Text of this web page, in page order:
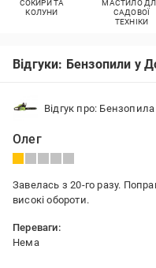
СОКИРИ ТА
КОЛУНИ
МАСТИЛО
САДОВОЇ
ТЕХНІКИ
Відгуки: Бензопили у
Відгук про:
Олег
Завелась з 20-го разу.
високі обороти.
Переваги:
Нема